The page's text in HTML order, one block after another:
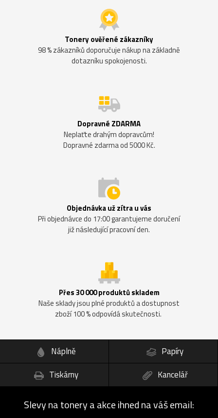
Tonery ověřené zákazníky
98 % zákazníků doporučuje nákup na základně
dotazníku spokojenosti.
Dopravné ZDARMA
Neplaťte drahým dopravcům!
Dopravné zdarma od 5000 Kč.
Objednávka už zítra u vás
Při objednávce do 17:00 garantujeme doručení
již následující pracovní den.
Přes 30 000 produktů skladem
Naše sklady jsou plné produktů a dostupnost
zboží 100 % odpovídá skutečnosti.
Náplně
Papíry
Tiskárny
Kancelář
Slevy na tonery a akce ihned na váš email: